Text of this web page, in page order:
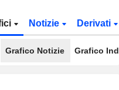
Notizie Derivati
Grafico Notizie Grafico